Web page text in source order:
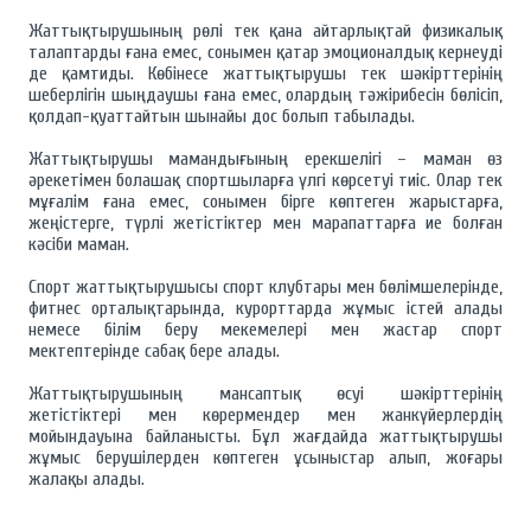
Жаттықтырушының рөлі тек қана айтарлықтай физикалық
талаптарды ғана емес, сонымен қатар эмоционалдық кернеуді
де қамтиды. Көбінесе жаттықтырушы тек шәкірттерінің
шеберлігін шыңдаушы ғана емес, олардың тәжірибесін бөлісіп,
қолдап-қуаттайтын шынайы дос болып табылады.
Жаттықтырушы мамандығының ерекшелігі – маман өз
әрекетімен болашақ спортшыларға үлгі көрсетуі тиіс. Олар тек
мұғалім ғана емес, сонымен бірге көптеген жарыстарға,
жеңістерге, түрлі жетістіктер мен марапаттарға ие болған
кәсіби маман.
Спорт жаттықтырушысы спорт клубтары мен бөлімшелерінде,
фитнес орталықтарында, курорттарда жұмыс істей алады
немесе білім беру мекемелері мен жастар спорт
мектептерінде сабақ бере алады.
Жаттықтырушының мансаптық өсуі шәкірттерінің
жетістіктері мен көрермендер мен жанкүйерлердің
мойындауына байланысты. Бұл жағдайда жаттықтырушы
жұмыс берушілерден көптеген ұсыныстар алып, жоғары
жалақы алады.